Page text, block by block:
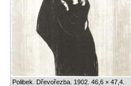
Polibek. Dřevořezba. 1902. 46,6 × 47,4.